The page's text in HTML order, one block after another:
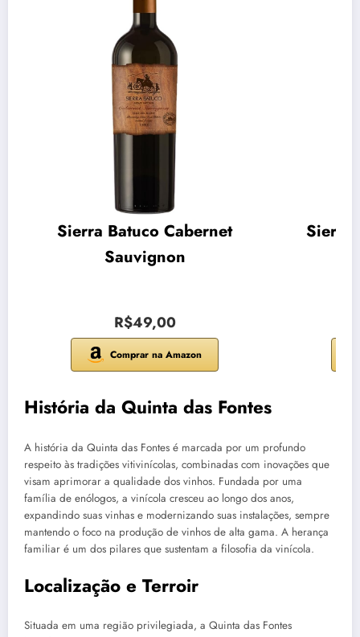
Sierra Batuco Cabernet
Sauvignon
R$49,00
Comprar na Amazon
Sierra
História da Quinta das Fontes
A história da Quinta das Fontes é marcada por um profundo
respeito às tradições vitivinícolas, combinadas com inovações que
visam aprimorar a qualidade dos vinhos. Fundada por uma
família de enólogos, a vinícola cresceu ao longo dos anos,
expandindo suas vinhas e modernizando suas instalações, sempre
mantendo o foco na produção de vinhos de alta gama. A herança
familiar é um dos pilares que sustentam a filosofia da vinícola.
Localização e Terroir
Situada em uma região privilegiada, a Quinta das Fontes